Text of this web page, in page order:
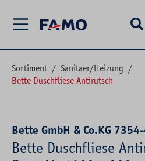
Sortiment / Sanitaer/Heizung /
Bette Duschfliese Antirutsch
Bette GmbH & Co.KG
Bette Duschfliese